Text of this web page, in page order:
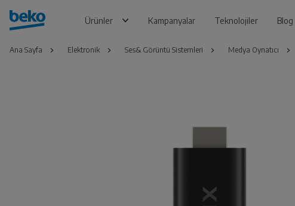
Ürünler Kampanyalar Teknolojiler Blog
Ana Sayfa Elektronik Ses& Görüntü Sistemleri Medya Oynatıcı